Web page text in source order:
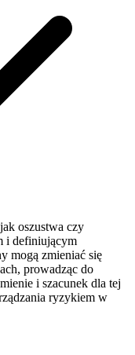
oszustwa czy
i definiującym
mogą zmieniać się
prowadząc do
i szacunek dla tej
ryzykiem w